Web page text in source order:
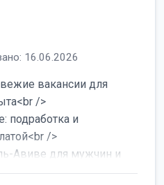
16.06.2026
вакансии для
/>
подработка и
/>
Авиве для мужчин и